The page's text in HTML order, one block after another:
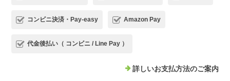
コンビニ決済・Pay-easy Amazon Pay
代金後払い（ コンビニ / Line Pay ）
詳しいお支払方法のご案内